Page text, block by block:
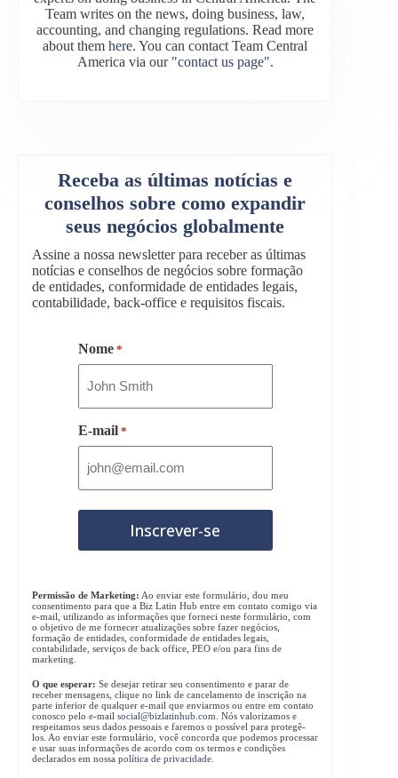
Team writes on the news, doing business, law,
accounting, and changing regulations. Read more
about themhere. You can contact Team Central
America via our "contact us page".
Receba as últimas notícias e
conselhos sobre como expandir
seus negócios globalmente
Assine a nossa newsletter para receber as últimas
notícias e conselhos de negócios sobre formação
de entidades, conformidade de entidades legais,
contabilidade, back-office e requisitos fiscais.
Nome *
E-mail *
Permissão de Marketing: Ao enviar este formulário, dou meu
consentimento para que a Biz Latin Hub entre em contato comigo via
e-mail, utilizando as informações que forneci neste formulário, com
o objetivo de me fornecer atualizações sobre fazer negócios,
formação de entidades, conformidade de entidades legais,
contabilidade, serviços de back office, PEO e/ou para fins de
marketing.
O que esperar: Se desejar retirar seu consentimento e parar de
receber mensagens, clique no link de cancelamento de inscrição na
parte inferior de qualquer e-mail que enviarmos ou entre em contato
conosco pelo e-mail social@bizlatinhub.com . Nós valorizamos e
respeitamos seus dados pessoais e faremos o possível para protegê-
los. Ao enviar este formulário, você concorda que podemos processar
e usar suas informações de acordo com os termos e condições
declarados em nossa política de privacidade